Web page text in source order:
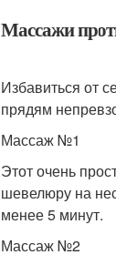
Массажи
Избавиться от
прядям
Массаж №1
Этот очень
шевелюру на
менее 5 минут.
Массаж №2